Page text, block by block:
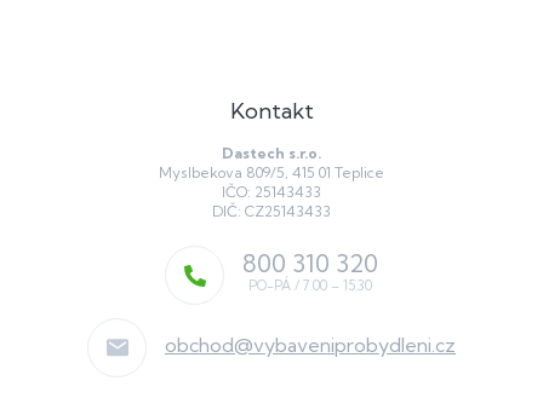
Kontakt
Dastech s.r.o.
Myslbekova 809/5, 415 01 Teplice
IČO: 25143433
DIČ: CZ25143433
obchod@vybaveniprobydleni.cz
800 310 320